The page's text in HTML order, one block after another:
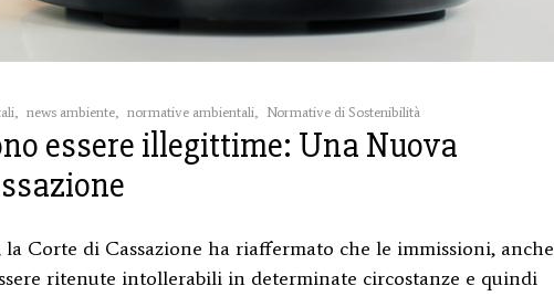
, news ambiente, normative ambientali, Normative di Sostenibilità
essere illegittime: Una Nuova
Corte di Cassazione ha riaffermato che le immissioni, anche
ritenute intollerabili in determinate circostanze e quindi